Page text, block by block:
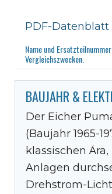
PDF-
Name und
Vergleichszwecken.
BAUJAHR &
Der Eicher
(Baujahr 1965-
klassischen
Anlagen
Drehstrom-